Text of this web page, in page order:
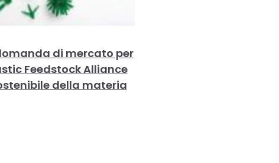
di mercato per
Feedstock Alliance
della materia